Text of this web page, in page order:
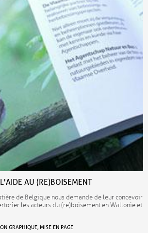
AU (RE)BOISEMENT
de Belgique nous demande de leur concevoir
les acteurs du (re)boisement en Wallonie et
GRAPHIQUE, MISE EN PAGE